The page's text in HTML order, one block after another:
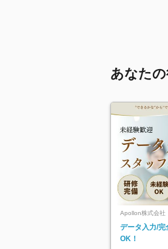
あなた
Apollon株式会社
データ入力/完
OK！